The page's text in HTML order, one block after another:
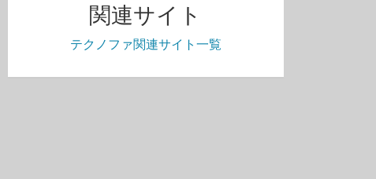
関連サイト
テクノファ関連サイト一覧